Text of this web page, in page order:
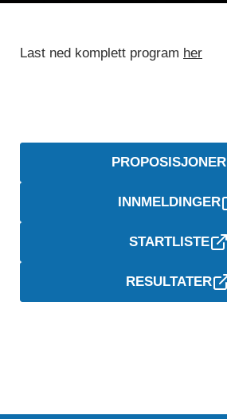
Last ned komplett program her
PROPOSISJONER
INNMELDINGER
STARTLISTE
RESULTATER